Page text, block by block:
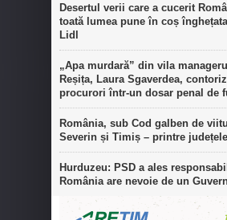
Desertul verii care a cucerit
toată lumea pune în coș
Lidl
„Apa murdară” din vila
Reșița, Laura Sgaverdea,
procurori într-un dosar penal de
România, sub Cod galben de
Severin și Timiș – printre
Hurduzeu: PSD a ales
România are nevoie de un